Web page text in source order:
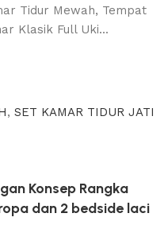
Tidur Mewah, Tempat
Klasik Full Uki...
, SET KAMAR TIDUR JATI
Konsep Rangka
dan 2 bedside laci